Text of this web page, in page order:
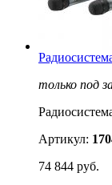
только под
Артикул:
74 844 руб.